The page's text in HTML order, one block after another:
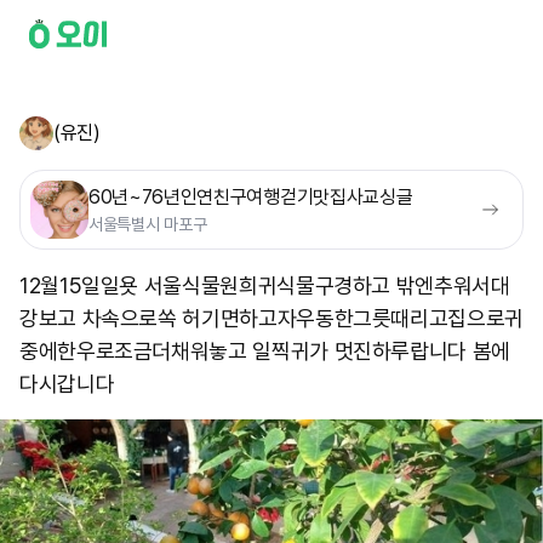
(유진)
60년~76년인연친구여행걷기맛집사교싱글
서울특별시 마포구
12월15일일욧 서울식물원희귀식물구경하고 밖엔추워서대
강보고 차속으로쏙 허기면하고자우동한그릇때리고집으로귀
중에한우로조금더채워놓고 일찍귀가 멋진하루랍니다 봄에
다시갑니다